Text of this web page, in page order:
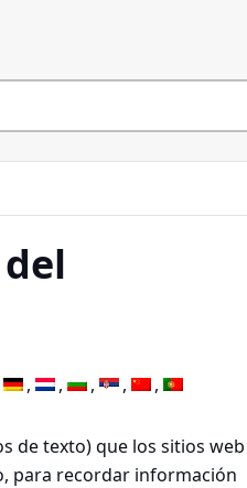
de texto) que los sitios web
para recordar información